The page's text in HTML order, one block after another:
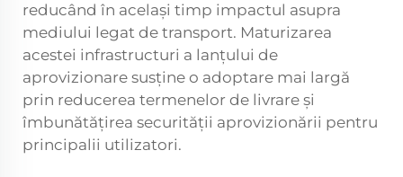
reducând în același timp impactul asupra
mediului legat de transport. Maturizarea
acestei infrastructuri a lanțului de
aprovizionare susține o adoptare mai largă
prin reducerea termenelor de livrare și
îmbunătățirea securității aprovizionării pentru
principalii utilizatori.